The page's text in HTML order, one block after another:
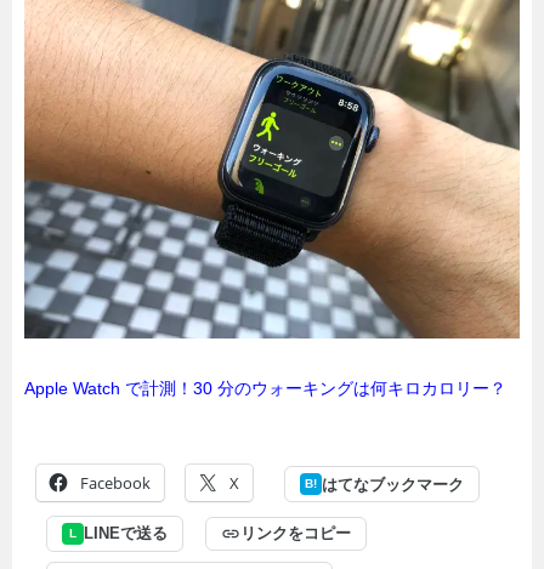
Apple Watch で計測！30 分のウォーキングは何キロカロリー？
Facebook X B! はてなブックマーク
L LINEで送る リンクをコピー